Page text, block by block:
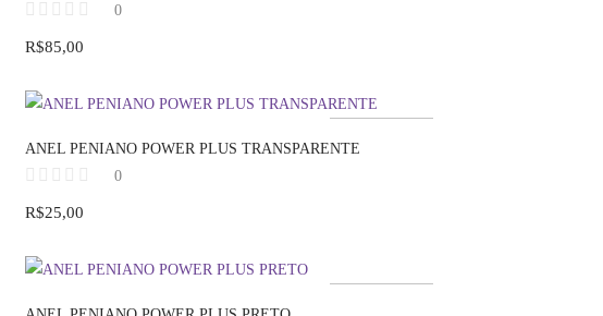
0
R$85,00
ANEL PENIANO POWER PLUS TRANSPARENTE
0
R$25,00